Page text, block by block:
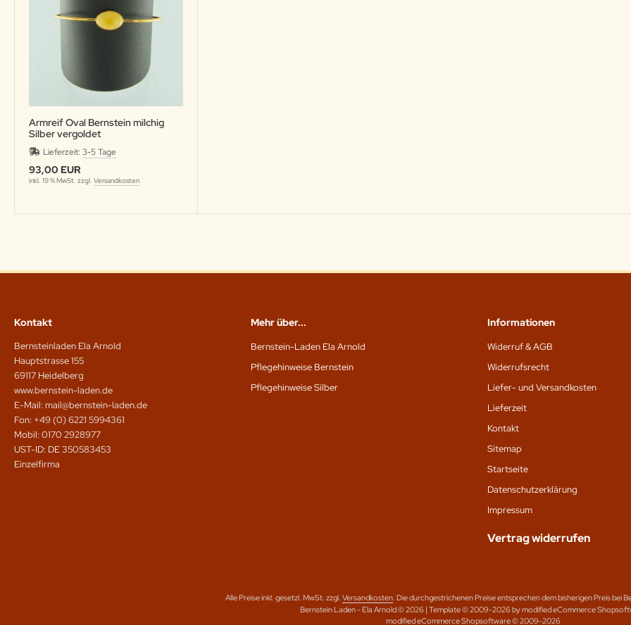
Armreif Oval Bernstein milchig
Silber vergoldet
Lieferzeit: 3-5 Tage
93,00 EUR
inkl. 19 % MwSt. zzgl. Versandkosten
Kontakt
Bernsteinladen Ela Arnold
Hauptstrasse 155
69117 Heidelberg
www.bernstein-laden.de
E-Mail: mail@bernstein-laden.de
Fon: +49 (0) 6221 5994361
Mobil: 0170 2928977
UST-ID: DE 350583453
Einzelfirma
Mehr über...
Bernstein-Laden Ela Arnold
Pflegehinweise Bernstein
Pflegehinweise Silber
Informationen
Widerruf & AGB
Widerrufsrecht
Liefer- und Versandkosten
Lieferzeit
Kontakt
Sitemap
Startseite
Datenschutz­erklärung
Impressum
Vertrag widerrufen
Alle Preise inkl. gesetzl. MwSt. zzgl. Versandkosten. Die durchgestrichenen Preise entsprechen dem bisherigen Preis bei
Bernstein Laden - Ela Arnold © 2026 | Template © 2009-2026 by modified eCommerce
modified eCommerce Shopsoftware © 2009-2026